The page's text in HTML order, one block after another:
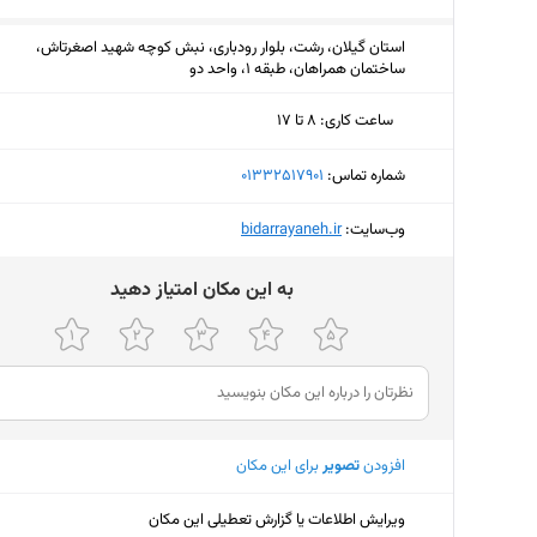
استان گیلان، رشت، بلوار رودباری، نبش کوچه شهید اصغرتاش،
ساختمان همراهان، طبقه ۱، واحد دو
ساعت کاری: ۸ تا ۱۷
دوشنبه (امروز)
جمعه
شنبه
۸ تا ۱۷
یکشنبه
شماره تماس: ‎01332517901
وب‌سایت:‎bidarrayaneh.ir
ﺑﻪ اﯾﻦ ﻣﮑﺎن اﻣﺘﯿﺎز دﻫﯿﺪ
افزودنتصویربرای این مکان
ویرایش اطلاعات یا گزارش تعطیلی این مکان